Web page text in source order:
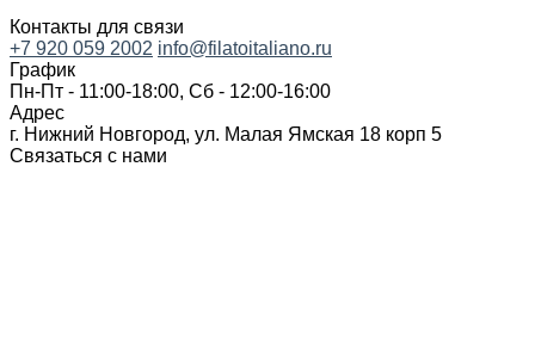
Контакты для связи
+7 920 059 2002 info@filatoitaliano.ru
График
Пн-Пт - 11:00-18:00, Сб - 12:00-16:00
Адрес
г. Нижний Новгород, ул. Малая Ямская 18 корп 5
Связаться с нами